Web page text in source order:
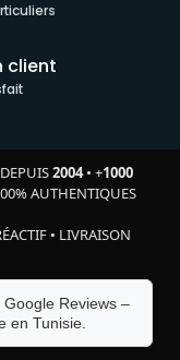
client
2004• +1000
AUTHENTIQUES
• LIVRAISON
Google Reviews –
en Tunisie.